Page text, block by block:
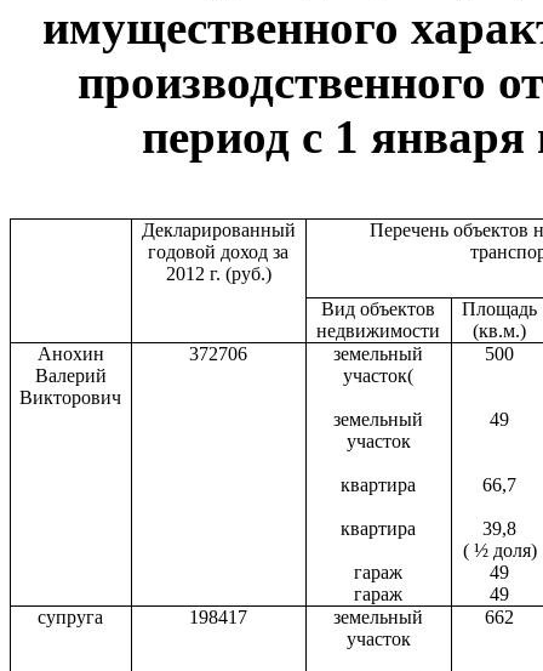
имущественного
производственного
период с 1 января
Декларированный
годовой доход за
2012 г. (руб.)
Перечень объектов
Вид объектов
недвижимости
Площадь
(кв.м.)
Анохин
Валерий
Викторович
372706
земельный
участок(
земельный
участок
квартира
квартира
гараж
гараж
500
49
66,7
39,8
( ½ доля)
49
49
супруга
198417
земельный
участок
662